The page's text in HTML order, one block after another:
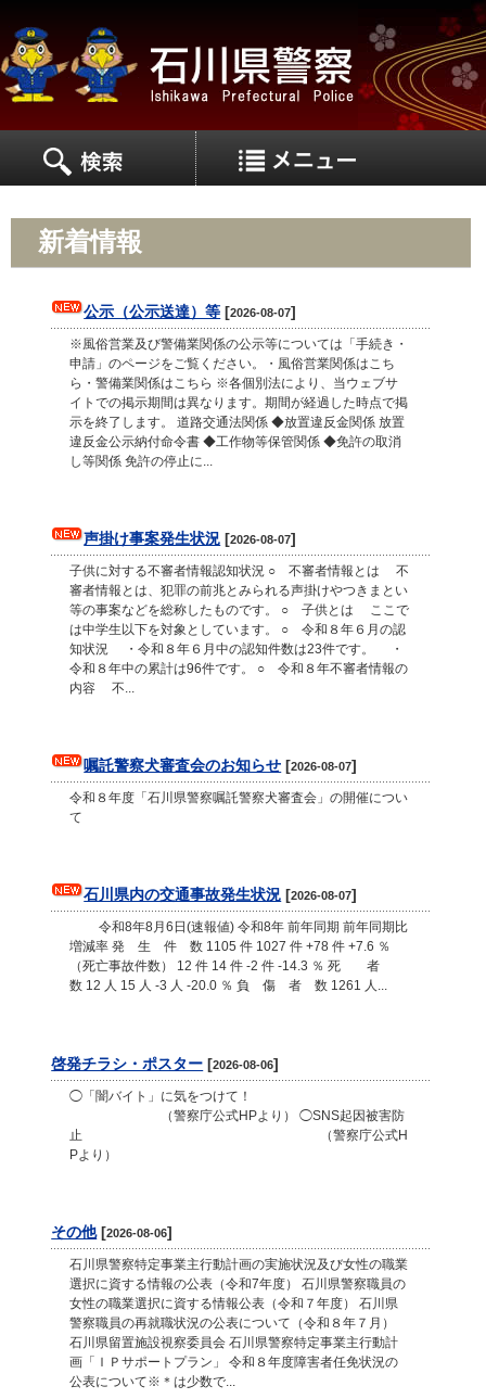
新着情報
公示（公示送達）等 [2026-08-07]
※風俗営業及び警備業関係の公示等については「手続き・
申請」のページをご覧ください。・風俗営業関係はこち
ら・警備業関係はこちら ※各個別法により、当ウェブサ
イトでの掲示期間は異なります。期間が経過した時点で掲
示を終了します。 道路交通法関係 ◆放置違反金関係 放置
違反金公示納付命令書 ◆工作物等保管関係 ◆免許の取消
し等関係 免許の停止に...
声掛け事案発生状況 [2026-08-07]
子供に対する不審者情報認知状況 ○ 不審者情報とは 不
審者情報とは、犯罪の前兆とみられる声掛けやつきまとい
等の事案などを総称したものです。 ○ 子供とは ここで
は中学生以下を対象としています。 ○ 令和８年６月の認
知状況 ・令和８年６月中の認知件数は23件です。 ・
令和８年中の累計は96件です。 ○ 令和８年不審者情報の
内容 不...
嘱託警察犬審査会のお知らせ [2026-08-07]
令和８年度「石川県警察嘱託警察犬審査会」の開催につい
て
石川県内の交通事故発生状況 [2026-08-07]
令和8年8月6日(速報値) 令和8年 前年同期 前年同期比
増減率 発 生 件 数 1105 件 1027 件 +78 件 +7.6 ％
（死亡事故件数） 12 件 14 件 -2 件 -14.3 ％ 死 者
数 12 人 15 人 -3 人 -20.0 ％ 負 傷 者 数 1261 人...
啓発チラシ・ポスター [2026-08-06]
◯「闇バイト」に気をつけて！
（警察庁公式HPより） ◯SNS起因被害防
止 （警察庁公式H
Pより）
その他[2026-08-06]
石川県警察特定事業主行動計画の実施状況及び女性の職業
選択に資する情報の公表（令和7年度） 石川県警察職員の
女性の職業選択に資する情報公表（令和７年度） 石川県
警察職員の再就職状況の公表について（令和８年７月）
石川県留置施設視察委員会 石川県警察特定事業主行動計
画「ＩＰサポートプラン」 令和８年度障害者任免状況の
公表について※＊は少数で...